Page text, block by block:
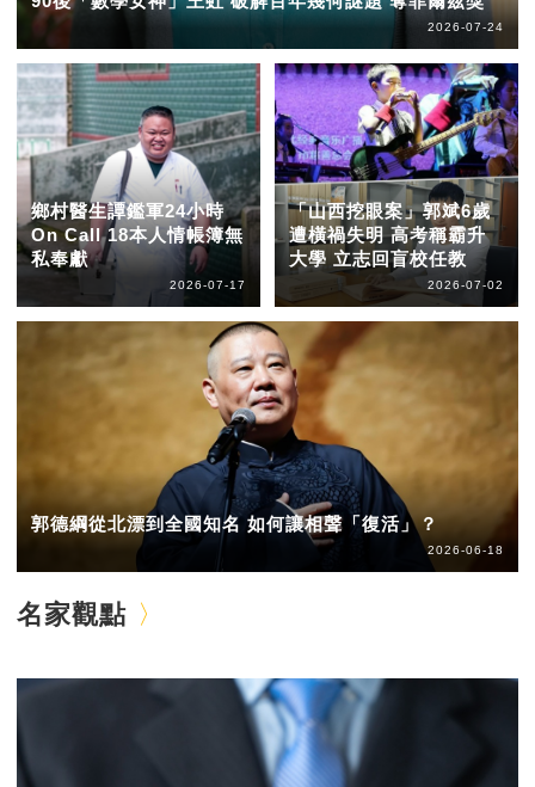
2026-07-24
鄉村醫生譚鑑軍24小時
On Call 18本人情帳簿無
私奉獻
2026-07-17
「山西挖眼案」郭斌6歲
遭橫禍失明 高考稱霸升
大學 立志回盲校任教
2026-07-02
郭德綱從北漂到全國知名 如何讓相聲「復活」？
2026-06-18
名家觀點